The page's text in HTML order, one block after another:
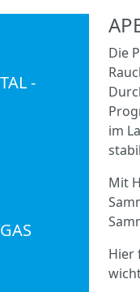
-
Die
im
Mit
Hier